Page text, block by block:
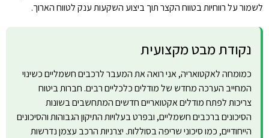
לשמור על רווחיות בטווח הקצר תוך ביצוע השקעות ענק לטווח הארוך.
נקודת מבט מקצועית
כמומחה לאקטואריה, אני רואה את המעבר לרכבים חשמליים כשינוי
המחייב הערכה מחדש של מודלים כלכליים רבים. חברות ביטוח
צריכות לפתח מודלים אקטואריים חדשים המתחשבים בשונות
הסיכונים ברכבים חשמליים, ובפרט בעלויות התיקון הגבוהות והסיכונים
הייחודיים, כמו סיכוני שריפה בסוללות. יצרניות הרכב עצמן נדרשות